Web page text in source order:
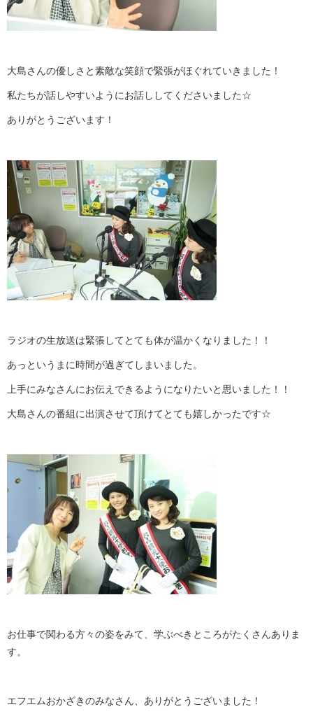
大島さんの優しさと素敵な笑顔で緊張がほぐれていきました！
私たちが話しやすいようにお話ししてくださいました☆
ありがとうございます！
ラジオの生放送は緊張してとても体が温かくなりました！！
あっというまに時間が過ぎてしまいました。
上手にみなさんにお伝えできるようになりたいと思いました！！
大島さんの番組に出演させて頂けてとても嬉しかったです☆
お仕事で関わる方々の姿をみて、学ぶべきところがたくさんありま
す。
エフエムおかざきのみなさん、ありがとうございました！